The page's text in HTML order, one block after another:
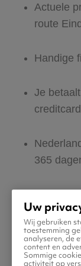
Actuele
route
Handige
Je
creditcard
365
Boek
in Tirana
Uw
Wij gebruiken
toestemming
analyseren, de
content en
Sommige
activiteit op